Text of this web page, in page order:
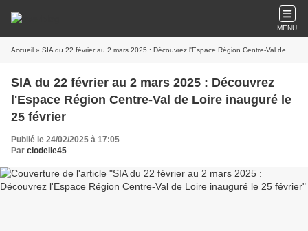
MENU
Accueil » SIA du 22 février au 2 mars 2025 : Découvrez l'Espace Région Centre-Val de Loire inauguré le 25 février
SIA du 22 février au 2 mars 2025 : Découvrez
l'Espace Région Centre-Val de Loire inauguré le
25 février
Publié le 24/02/2025 à 17:05
Par clodelle45